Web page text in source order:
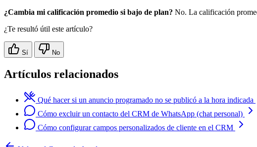
¿Cambia mi calificación promedio si bajo de plan? No. La calificación
¿Te resultó útil este artículo?
Sí No
Artículos relacionados
Qué hacer si un anuncio programado no se publicó a la hora indicada
Cómo excluir un contacto del CRM de WhatsApp (chat personal)
Cómo configurar campos personalizados de cliente en el CRM